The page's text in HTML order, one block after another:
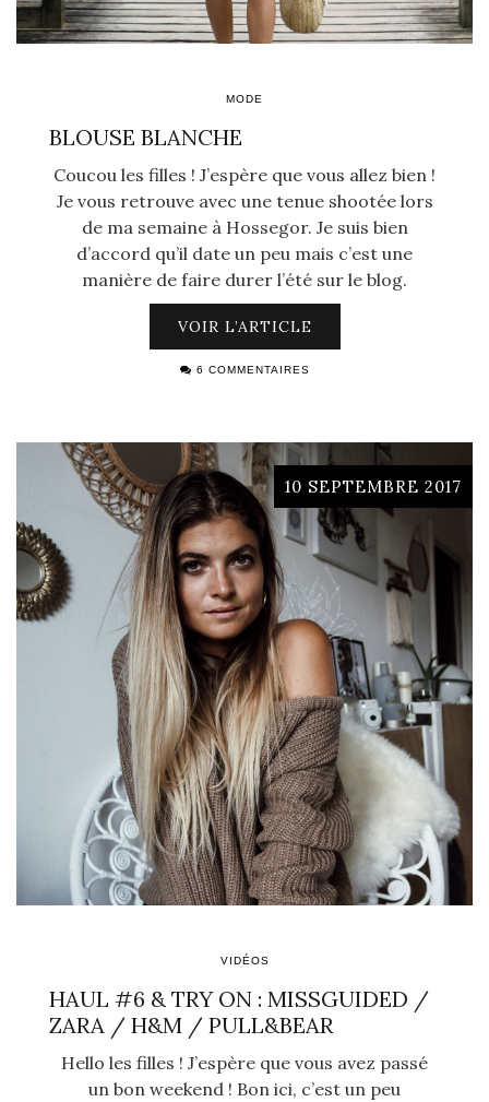
MODE
BLOUSE BLANCHE
Coucou les filles ! J’espère que vous allez bien !
Je vous retrouve avec une tenue shootée lors
de ma semaine à Hossegor. Je suis bien
d’accord qu’il date un peu mais c’est une
manière de faire durer l’été sur le blog.
VOIR L’ARTICLE
6 COMMENTAIRES
10 SEPTEMBRE 2017
VIDÉOS
HAUL #6 & TRY ON : MISSGUIDED /
ZARA / H&M / PULL&BEAR
Hello les filles ! J’espère que vous avez passé
un bon weekend ! Bon ici, c’est un peu